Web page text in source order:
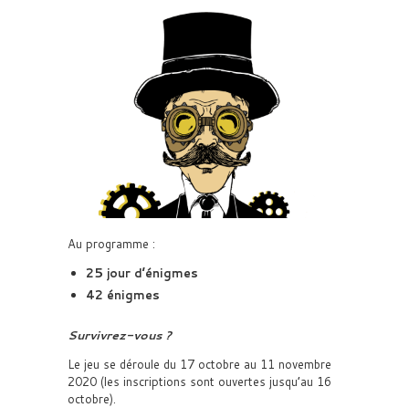
Au programme :
25 jour d’énigmes
42 énigmes
Survivrez-vous ?
Le jeu se déroule du 17 octobre au 11 novembre
2020 (les inscriptions sont ouvertes jusqu’au 16
octobre).